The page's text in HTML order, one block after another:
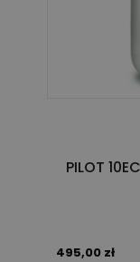
PILOT
495,00 zł